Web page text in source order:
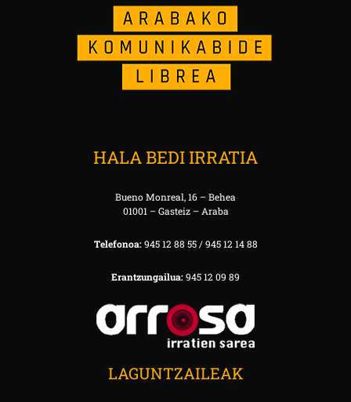
HALA BEDI IRRATIA
Bueno Monreal, 16 – Behea
01001 – Gasteiz – Araba
Telefonoa:945 12 88 55 / 945 12 14 88
Erantzungailua:945 12 09 89
LAGUNTZAILEAK